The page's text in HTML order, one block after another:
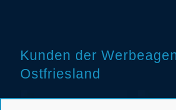
Kunden der
Ostfriesland